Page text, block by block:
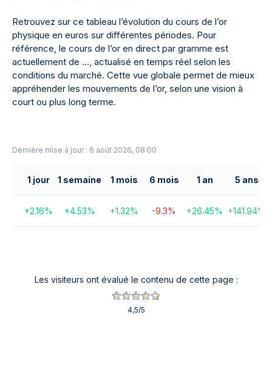
Retrouvez sur ce tableau l’évolution du cours de l’or
physique en euros sur différentes périodes. Pour
référence, le cours de l’or en direct par gramme est
actuellement de …, actualisé en temps réel selon les
conditions du marché. Cette vue globale permet de mieux
appréhender les mouvements de l’or, selon une vision à
court ou plus long terme.
Dernière mise à jour : 6 août 2026, 08:00
1 jour 1 semaine 1 mois 6 mois 1 an 5 ans
+2.16% +4.53% +1.32% -9.3% +26.45% +141.94%
Les visiteurs ont évalué le contenu de cette page :
4,5/5